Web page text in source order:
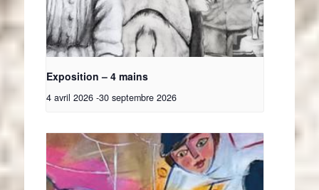
Exposition – 4 mains
4 avril 2026 -30 septembre 2026